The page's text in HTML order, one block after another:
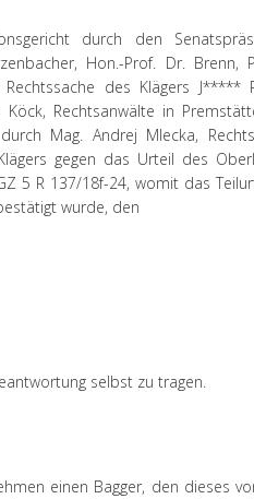
durch den
Hon.-Prof. Dr. Brenn,
des Klägers J*****
Rechtsanwälte in
Mag. Andrej Mlecka,
gegen das Urteil des
5 R 137/18f-24, womit das
wurde, den
selbst zu tragen.
einen Bagger, den dieses